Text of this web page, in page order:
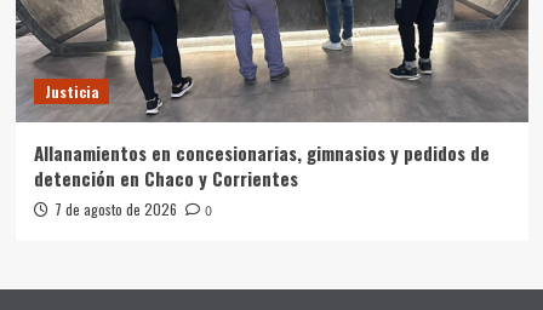
Justicia
Allanamientos en concesionarias, gimnasios y pedidos de
detención en Chaco y Corrientes
7 de agosto de 2026 0